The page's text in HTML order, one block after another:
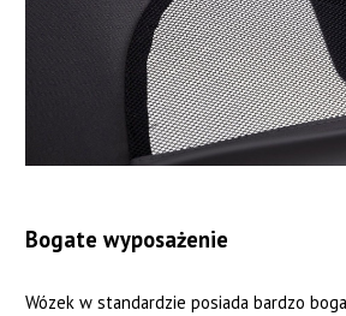
Bogate wyposażenie
Wózek w standardzie posiada bardzo